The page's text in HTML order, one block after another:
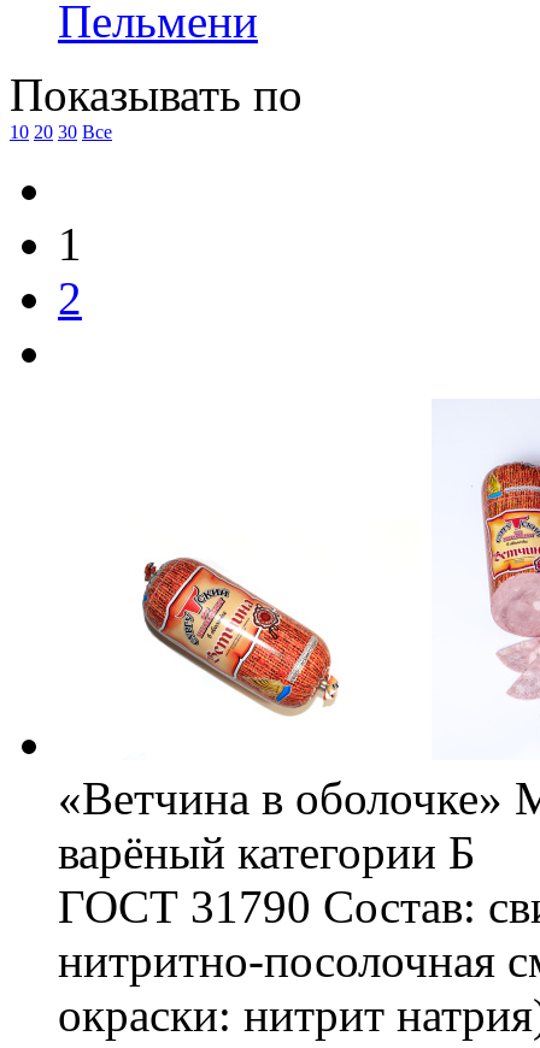
Пельмени
Показывать по
10 20 30 Все
1
2
«Ветчина в оболочке»
варёный категории Б
ГОСТ 31790 Состав:
нитритно-посолочная
окраски: нитрит